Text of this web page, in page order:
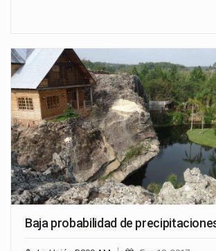
Baja probabilidad de